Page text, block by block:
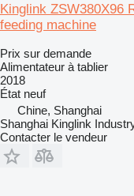
Kinglink ZSW380X96
feeding machine
Prix sur demande
Alimentateur à tablier
2018
État neuf
Chine, Shanghai
Shanghai Kinglink
Contacter le vendeur